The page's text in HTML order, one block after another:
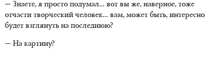
— Знаете, я просто подумал… вот вы же, наверное, тоже
отчасти творческий человек… вам, может быть, интересно
будет взглянуть на последнюю?
— На картину?